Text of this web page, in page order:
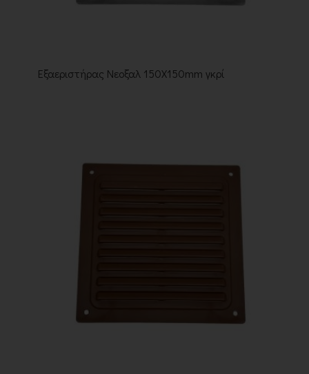
Εξαεριστήρας Νεοξαλ 150X150mm γκρί